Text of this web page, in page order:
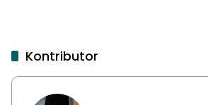
Kontributor